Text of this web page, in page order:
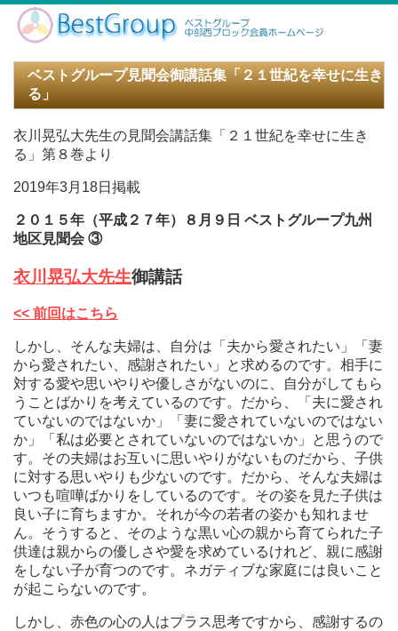
ベストグループ見聞会御講話集「２１世紀を幸せに生き
る」
衣川晃弘大先生の見聞会講話集「２１世紀を幸せに生き
る」第８巻より
2019年3月18日掲載
２０１５年（平成２７年）８月９日 ベストグループ九州
地区見聞会 ③
衣川晃弘大先生御講話
<< 前回はこちら
しかし、そんな夫婦は、自分は「夫から愛されたい」「妻
から愛されたい、感謝されたい」と求めるのです。相手に
対する愛や思いやりや優しさがないのに、自分がしてもら
うことばかりを考えているのです。だから、「夫に愛され
ていないのではないか」「妻に愛されていないのではない
か」「私は必要とされていないのではないか」と思うので
す。その夫婦はお互いに思いやりがないものだから、子供
に対する思いやりも少ないのです。だから、そんな夫婦は
いつも喧嘩ばかりをしているのです。その姿を見た子供は
良い子に育ちますか。それが今の若者の姿かも知れませ
ん。そうすると、そのような黒い心の親から育てられた子
供達は親からの優しさや愛を求めているけれど、親に感謝
をしない子が育つのです。ネガティブな家庭には良いこと
が起こらないのです。
しかし、赤色の心の人はプラス思考ですから、感謝するの